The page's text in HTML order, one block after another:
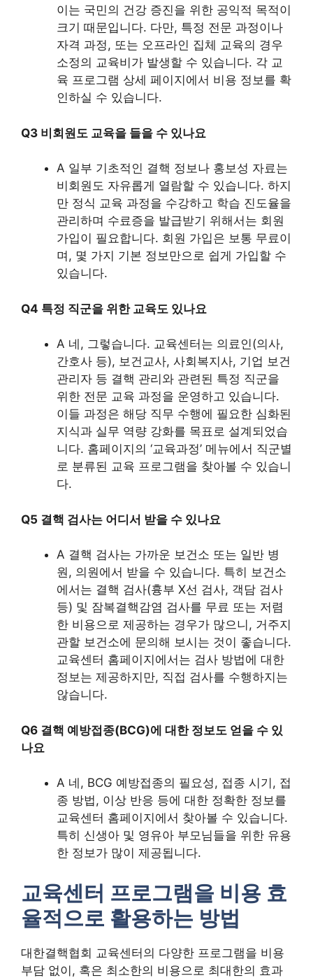
이는 국민의 건강 증진을 위한 공익적 목적이
크기 때문입니다. 다만, 특정 전문 과정이나
자격 과정, 또는 오프라인 집체 교육의 경우
소정의 교육비가 발생할 수 있습니다. 각 교
육 프로그램 상세 페이지에서 비용 정보를 확
인하실 수 있습니다.
Q3 비회원도 교육을 들을 수 있나요
A 일부 기초적인 결핵 정보나 홍보성 자료는
비회원도 자유롭게 열람할 수 있습니다. 하지
만 정식 교육 과정을 수강하고 학습 진도율을
관리하며 수료증을 발급받기 위해서는 회원
가입이 필요합니다. 회원 가입은 보통 무료이
며, 몇 가지 기본 정보만으로 쉽게 가입할 수
있습니다.
Q4 특정 직군을 위한 교육도 있나요
A 네, 그렇습니다. 교육센터는 의료인(의사,
간호사 등), 보건교사, 사회복지사, 기업 보건
관리자 등 결핵 관리와 관련된 특정 직군을
위한 전문 교육 과정을 운영하고 있습니다.
이들 과정은 해당 직무 수행에 필요한 심화된
지식과 실무 역량 강화를 목표로 설계되었습
니다. 홈페이지의 ‘교육과정’ 메뉴에서 직군별
로 분류된 교육 프로그램을 찾아볼 수 있습니
다.
Q5 결핵 검사는 어디서 받을 수 있나요
A 결핵 검사는 가까운 보건소 또는 일반 병
원, 의원에서 받을 수 있습니다. 특히 보건소
에서는 결핵 검사(흉부 X선 검사, 객담 검사
등) 및 잠복결핵감염 검사를 무료 또는 저렴
한 비용으로 제공하는 경우가 많으니, 거주지
관할 보건소에 문의해 보시는 것이 좋습니다.
교육센터 홈페이지에서는 검사 방법에 대한
정보는 제공하지만, 직접 검사를 수행하지는
않습니다.
Q6 결핵 예방접종(BCG)에 대한 정보도 얻을 수 있
나요
A 네, BCG 예방접종의 필요성, 접종 시기, 접
종 방법, 이상 반응 등에 대한 정확한 정보를
교육센터 홈페이지에서 찾아볼 수 있습니다.
특히 신생아 및 영유아 부모님들을 위한 유용
한 정보가 많이 제공됩니다.
교육센터 프로그램을 비용 효
율적으로 활용하는 방법
대한결핵협회 교육센터의 다양한 프로그램을 비용
부담 없이, 혹은 최소한의 비용으로 최대한의 효과